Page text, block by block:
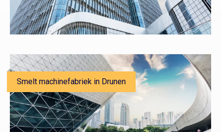
Smelt machinefabriek in Drunen